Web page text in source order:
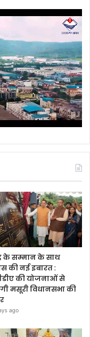
के सम्मान के साथ
की नई इबारत :
की योजनाओं से
मसूरी विधानसभा की
ago